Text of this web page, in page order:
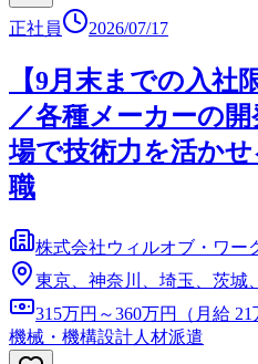
正社員 2026/07/17
【9月末までの入社
／各種メーカーの
場で技術力を活か
職
株式会社ウィルオブ・ワー
東京、神奈川、埼玉、茨城
315万円～360万円（月給 21
機械・機構設計人材派遣